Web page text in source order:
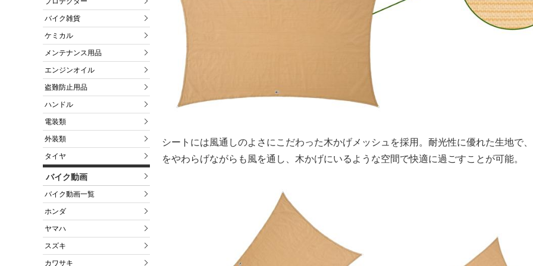
バイク雑貨
ケミカル
メンテナンス用品
エンジンオイル
盗難防止用品
ハンドル
電装類
外装類
タイヤ
バイク動画
バイク動画一覧
ホンダ
ヤマハ
スズキ
カワサキ
シートには風通しのよさにこだわった木かげメッシュを採用。耐光性に優れた生地で
をやわらげながらも風を通し、木かげにいるような空間で快適に過ごすことが可能。